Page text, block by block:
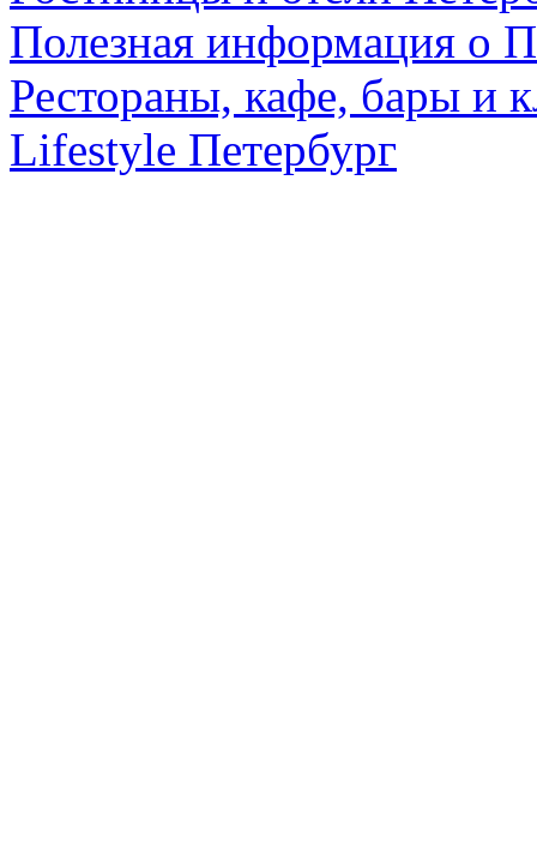
Полезная информация о
Рестораны, кафе, бары и
Lifestyle Петербург